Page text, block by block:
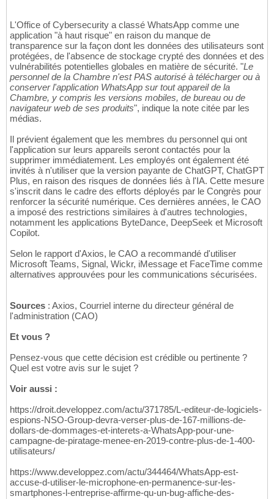
L'Office of Cybersecurity a classé WhatsApp comme une
application "à haut risque" en raison du manque de
transparence sur la façon dont les données des utilisateurs sont
protégées, de l'absence de stockage crypté des données et des
vulnérabilités potentielles globales en matière de sécurité. "Le
personnel de la Chambre n'est PAS autorisé à télécharger ou à
conserver l'application WhatsApp sur tout appareil de la
Chambre, y compris les versions mobiles, de bureau ou de
navigateur web de ses produits", indique la note citée par les
médias.
Il prévient également que les membres du personnel qui ont
l'application sur leurs appareils seront contactés pour la
supprimer immédiatement. Les employés ont également été
invités à n'utiliser que la version payante de ChatGPT, ChatGPT
Plus, en raison des risques de données liés à l'IA. Cette mesure
s'inscrit dans le cadre des efforts déployés par le Congrès pour
renforcer la sécurité numérique. Ces dernières années, le CAO
a imposé des restrictions similaires à d'autres technologies,
notamment les applications ByteDance, DeepSeek et Microsoft
Copilot.
Selon le rapport d'Axios, le CAO a recommandé d'utiliser
Microsoft Teams, Signal, Wickr, iMessage et FaceTime comme
alternatives approuvées pour les communications sécurisées.
Sources : Axios, Courriel interne du directeur général de
l'administration (CAO)
Et vous ?
Pensez-vous que cette décision est crédible ou pertinente ?
Quel est votre avis sur le sujet ?
Voir aussi :
https://droit.developpez.com/actu/371785/L-editeur-de-logiciels-
espions-NSO-Group-devra-verser-plus-de-167-millions-de-
dollars-de-dommages-et-interets-a-WhatsApp-pour-une-
campagne-de-piratage-menee-en-2019-contre-plus-de-1-400-
utilisateurs/
https://www.developpez.com/actu/344464/WhatsApp-est-
accuse-d-utiliser-le-microphone-en-permanence-sur-les-
smartphones-l-entreprise-affirme-qu-un-bug-affiche-des-